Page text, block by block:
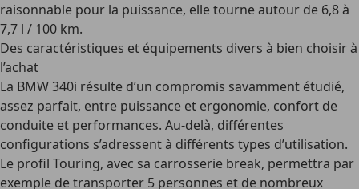
raisonnable pour la puissance, elle tourne autour de 6,8 à
7,7 l / 100 km.
Des caractéristiques et équipements divers à bien choisir à
l’achat
La BMW 340i résulte d’un compromis savamment étudié,
assez parfait, entre puissance et ergonomie, confort de
conduite et performances. Au-delà, différentes
configurations s’adressent à différents types d’utilisation.
Le profil Touring, avec sa carrosserie break, permettra par
exemple de transporter 5 personnes et de nombreux